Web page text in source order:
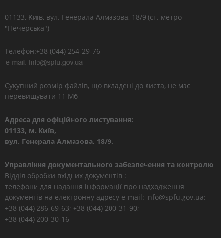
01133, Kиїв, вул. Генерала Алмазова, 18/9 (ст. метро
"Печерська")
Телефон:+38 (044) 254-29-76
Сукупний розмір файлів, що вкладені до листа, не має
перевищувати 11 Мб
Адреса для офіційного листування:
01133, м. Київ,
вул. Генерала Алмазова, 18/9.
Управління документального забезпечення та контролю
Відділ обробки вхідних документів :
телефони для надання інформації про надходження
документів на електронну адресу e-mail: info@spfu.gov.ua:
+38 (044) 286-69-63; +38 (044) 200-31-90;
+38 (044) 200-30-16